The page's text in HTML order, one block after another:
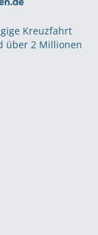
Kreuzfahrt
über 2 Millionen